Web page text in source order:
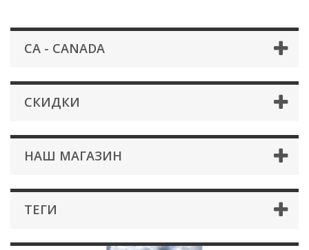
CA - CANADA
СКИДКИ
НАШ МАГАЗИН
ТЕГИ